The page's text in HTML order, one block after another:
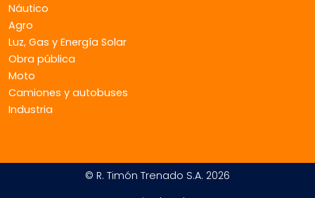
Náutico
Agro
Luz, Gas y Energía Solar
Obra pública
Moto
Camiones y autobuses
Industria
© R. Timón Trenado S.A. 2026